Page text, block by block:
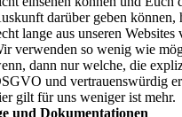
darüber geben können,
lange aus unseren Websites
verwenden so wenig wie
dann nur welche, die
und vertrauenswürdig
gilt für uns weniger ist mehr.
und Dokumentationen